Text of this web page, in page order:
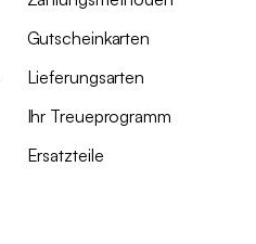
Gutscheinkarten
Lieferungsarten
Ihr Treueprogramm
Ersatzteile